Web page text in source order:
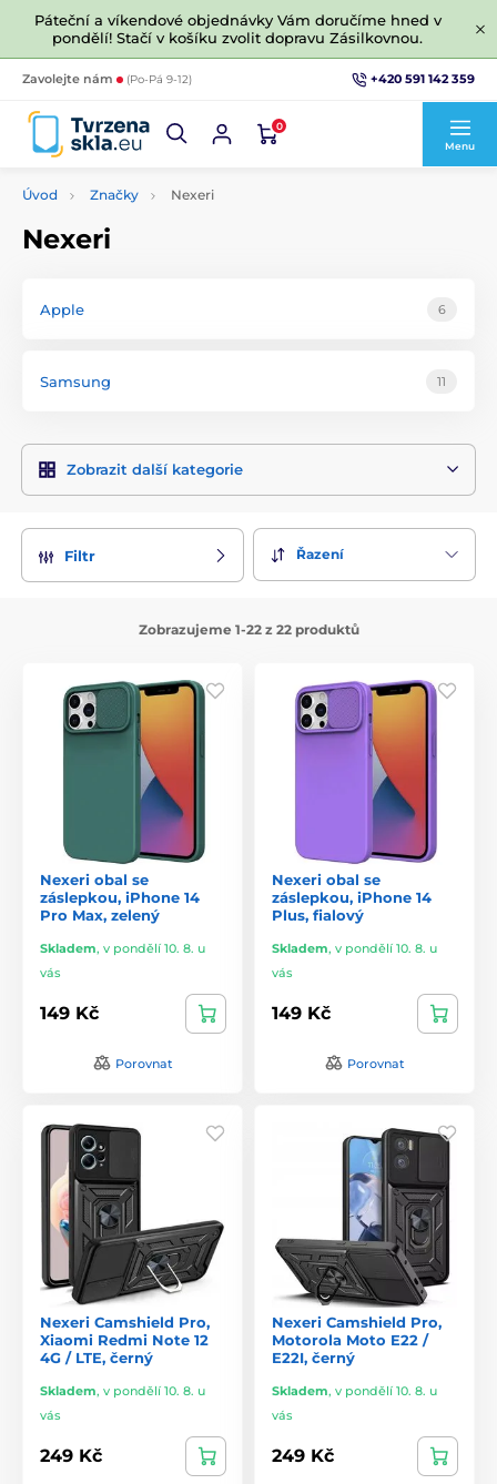
Páteční a víkendové objednávky Vám doručíme hned v
pondělí! Stačí v košíku zvolit dopravu Zásilkovnou.
Zavolejte nám (Po-Pá 9-12) +420 591 142 359
0
Menu
Úvod Značky Nexeri
Nexeri
Apple 6
Samsung 11
Zobrazit další kategorie
Filtr Řazení
Zobrazujeme 1-22 z 22 produktů
Nexeri obal se
záslepkou, iPhone 14
Pro Max, zelený
Skladem, v pondělí 10. 8. u
vás
149 Kč
Porovnat
Nexeri obal se
záslepkou, iPhone 14
Plus, fialový
Skladem, v pondělí 10. 8. u
vás
149 Kč
Porovnat
Nexeri Camshield Pro,
Xiaomi Redmi Note 12
4G / LTE, černý
Skladem, v pondělí 10. 8. u
vás
249 Kč
Nexeri Camshield Pro,
Motorola Moto E22 /
E22I, černý
Skladem, v pondělí 10. 8. u
vás
249 Kč